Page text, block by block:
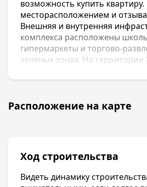
возможность купить
месторасположением и
Внешняя и внутренняя
комплекса расположены
гипермаркеты и торгово-
зеленых зонах. На
ЖК Любимово относится к
Жилой комплекс ЖК Любимого
доступности открыты школы,
зеленых зон. Через
Расположение на карте
Ход строительства
Видеть динамику